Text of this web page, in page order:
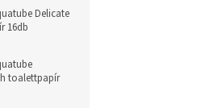
Delicate
16db
toalettpapír